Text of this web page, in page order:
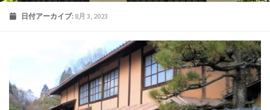
日付アーカイブ: 8月 3, 2023